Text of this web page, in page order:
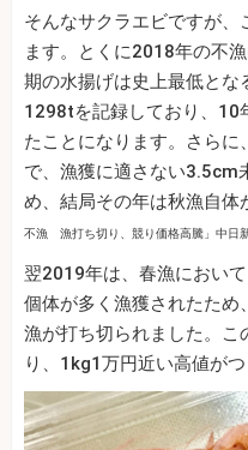
そんなサクラエビですが
ます。とくに2018年の不
期の水揚げは史上最低と
1298tを記録しており、10
たことになります。さら
で、漁獲に適さない3.5cm
め、結局その年は秋漁自体
不漁 漁打ち切り、競り価格高騰」中日
翌2019年は、春漁におい
個体が多く漁獲されたた
漁が打ち切られました。
り、1kg1万円近い高値が